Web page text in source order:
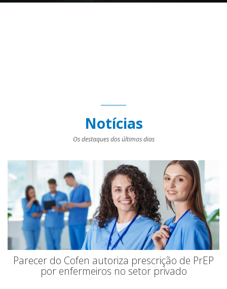
Notícias
Os destaques dos últimos dias
Parecer do Cofen autoriza prescrição de PrEP
por enfermeiros no setor privado